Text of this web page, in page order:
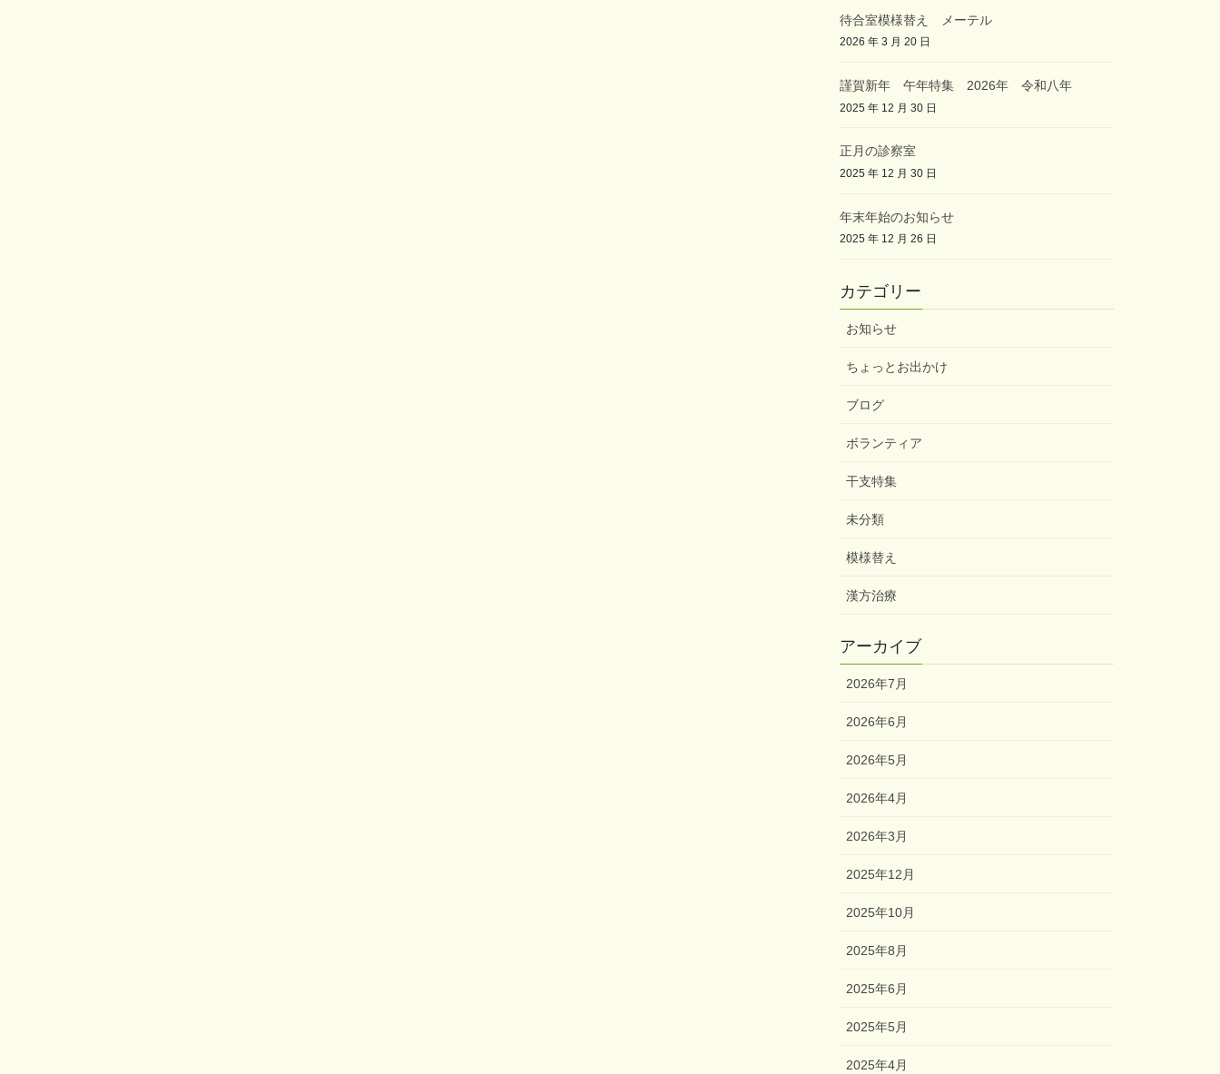
待合室模様替え メーテル
2026 年 3 月 20 日
謹賀新年 午年特集 2026年 令和八年
2025 年 12 月 30 日
正月の診察室
2025 年 12 月 30 日
年末年始のお知らせ
2025 年 12 月 26 日
カテゴリー
お知らせ
ちょっとお出かけ
ブログ
ボランティア
干支特集
未分類
模様替え
漢方治療
アーカイブ
2026年7月
2026年6月
2026年5月
2026年4月
2026年3月
2025年12月
2025年10月
2025年8月
2025年6月
2025年5月
2025年4月